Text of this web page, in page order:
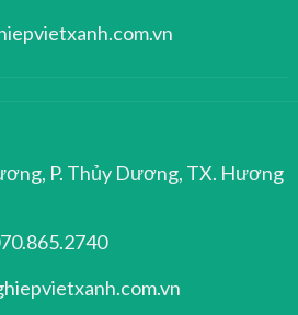
P. Thủy Dương, TX. Hương